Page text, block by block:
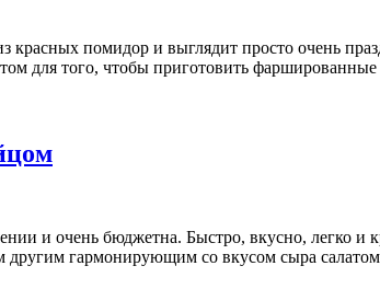
помидор и выглядит просто очень
для того, чтобы приготовить
и очень бюджетна. Быстро, вкусно, легко
гармонирующим со вкусом сыра